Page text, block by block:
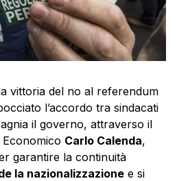
vittoria del no al referendum
l’accordo tra sindacati
il governo, attraverso il
Carlo Calenda,
garantire la continuità
la nazionalizzazione e si